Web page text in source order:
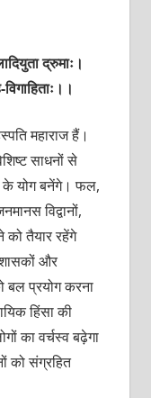
द्रुमाः।
महाराज हैं।
साधनों से
के योग बनेंगे। फल,
विद्वानों,
को तैयार रहेंगे
शासकों और
बल प्रयोग करना
हिंसा की
का वर्चस्व बढ़ेगा
को संग्रहित